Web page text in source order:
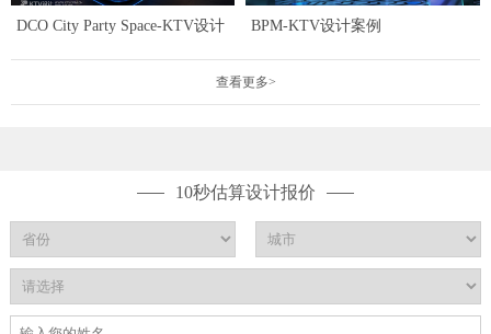
DCO City Party Space-KTV设计 BPM-KTV设计案例
查看更多>
10秒估算设计报价